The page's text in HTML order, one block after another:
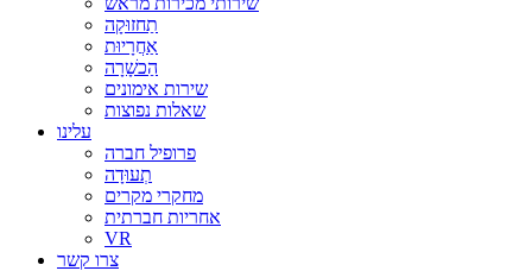
תַחזוּקָה
אַחֲרָיוּת
הַכשָׁרָה
שירות אימונים
שאלות נפוצות
עלינו
פרופיל חברה
תְעוּדָה
מחקרי מקרים
אחריות חברתית
VR
צרו קשר